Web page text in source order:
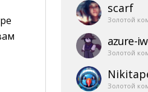
scarf
Золотой
azure-​
Золотой
Золотой